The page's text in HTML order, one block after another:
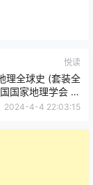
悦读
理全球史 (套装全
国家地理学会 编
2024-4-4 22:03:15